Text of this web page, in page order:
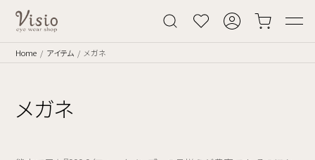
Home アイテム メガネ
メガネ